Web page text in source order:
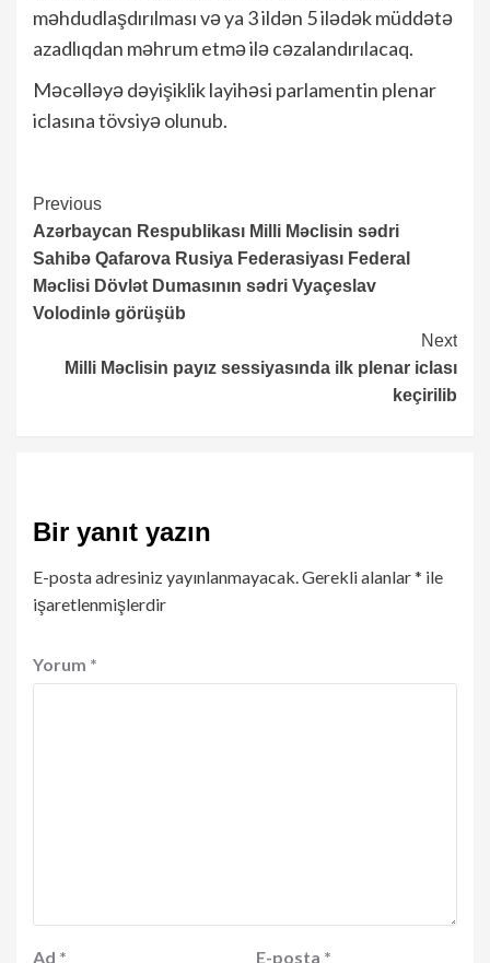
məhdudlaşdırılması və ya 3 ildən 5 ilədək müddətə
azadlıqdan məhrum etmə ilə cəzalandırılacaq.
Məcəlləyə dəyişiklik layihəsi parlamentin plenar
iclasına tövsiyə olunub.
Continue
Reading
Previous
Azərbaycan Respublikası Milli Məclisin sədri
Sahibə Qafarova Rusiya Federasiyası Federal
Məclisi Dövlət Dumasının sədri Vyaçeslav
Volodinlə görüşüb
Next
Milli Məclisin payız sessiyasında ilk plenar iclası
keçirilib
Bir yanıt yazın
E-posta adresiniz yayınlanmayacak. Gerekli alanlar* ile
işaretlenmişlerdir
Yorum *
Ad * E-posta *